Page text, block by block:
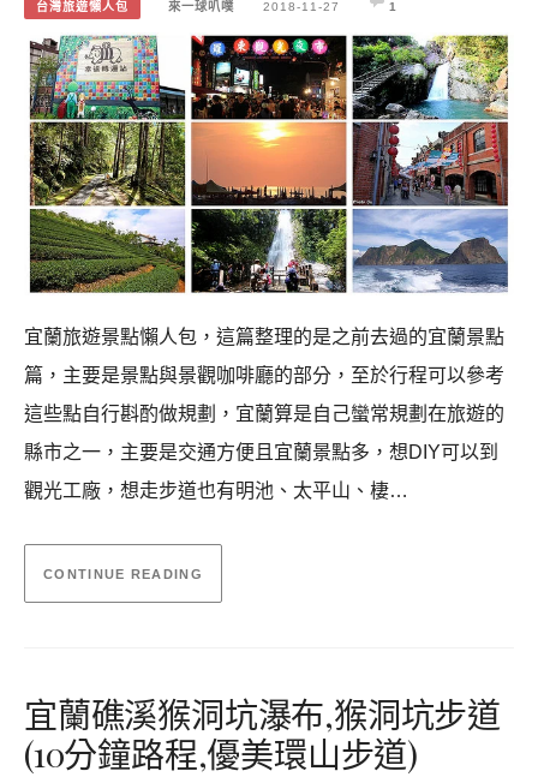
台灣旅遊懶人包 來一球叭噗 2018-11-27 1
宜蘭旅遊景點懶人包，這篇整理的是之前去過的宜蘭景點
篇，主要是景點與景觀咖啡廳的部分，至於行程可以參考
這些點自行斟酌做規劃，宜蘭算是自己蠻常規劃在旅遊的
縣市之一，主要是交通方便且宜蘭景點多，想DIY可以到
觀光工廠，想走步道也有明池、太平山、棲…
CONTINUE READING
宜蘭礁溪猴洞坑瀑布,猴洞坑步道
(10分鐘路程,優美環山步道)